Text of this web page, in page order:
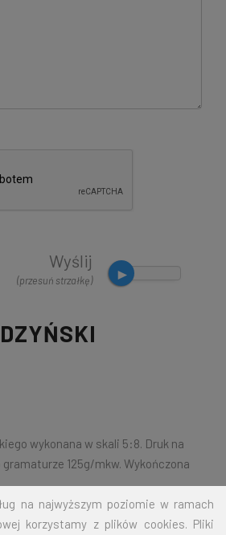
na najwyższym poziomie w ramach
korzystamy z plików cookies. Pliki
Wyślij
(przesuń strzałkę)
wykonana w skali 5:8. Druk na
125g/mkw. Wykończona